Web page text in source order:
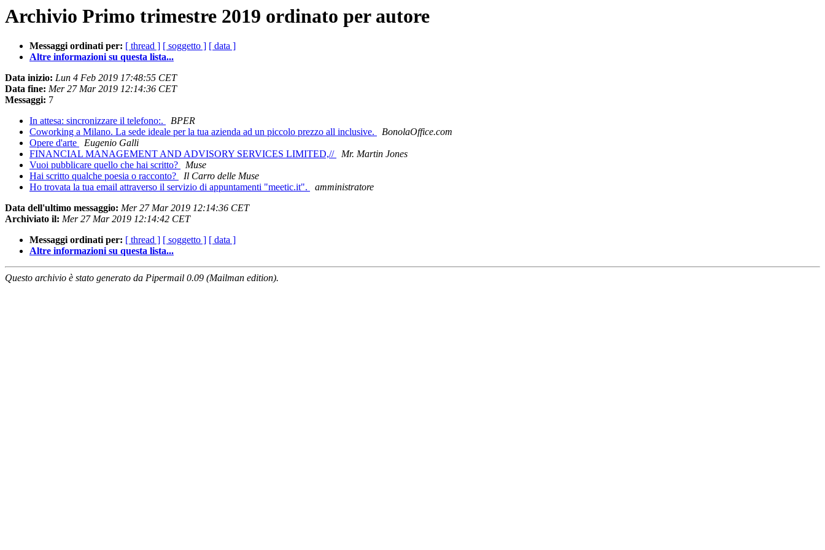
Archivio Primo trimestre 2019 ordinato per autore
Messaggi ordinati per: [ thread ] [ soggetto ] [ data ]
Altre informazioni su questa lista...
Data inizio: Lun 4 Feb 2019 17:48:55 CET
Data fine: Mer 27 Mar 2019 12:14:36 CET
Messaggi: 7
In attesa: sincronizzare il telefono:.
BPER
Coworking a Milano. La sede ideale per la tua azienda ad un piccolo prezzo all inclusive.
BonolaOffice.com
Opere d'arte
Eugenio Galli
FINANCIAL MANAGEMENT AND ADVISORY SERVICES LIMITED,//
Mr. Martin Jones
Vuoi pubblicare quello che hai scritto?
Muse
Hai scritto qualche poesia o racconto?
Il Carro delle Muse
Ho trovata la tua email attraverso il servizio di appuntamenti "meetic.it".
amministratore
Data dell'ultimo messaggio: Mer 27 Mar 2019 12:14:36 CET
Archiviato il: Mer 27 Mar 2019 12:14:42 CET
Messaggi ordinati per: [ thread ] [ soggetto ] [ data ]
Altre informazioni su questa lista...
Questo archivio è stato generato da Pipermail 0.09 (Mailman edition).